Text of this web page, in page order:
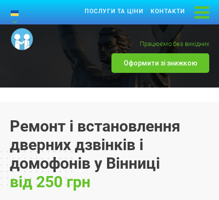
ПОСЛУГИ ТА ЦІНИ КОНТАКТИ
Працюємо без вихідних
Оформити зі знижкою
Ремонт і встановлення
дверних дзвінків і
домофонів у Вінниці
від 250 грн